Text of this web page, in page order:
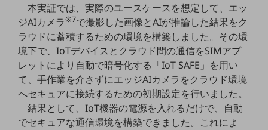
製造・建設業
小売業
キーワードで探す
モバイルTOP
法人向けスマホ・携帯に関する、
おすすめの機種、料金やサービスをご紹介
製品TOP
本実証では、実際のユースケースを想定して、エッ
ジAIカメラ※7で撮影した画像とAIが推論した結果をク
ラウドに蓄積するための環境を構築しました。その環
境下で、IoTデバイスとクラウド間の通信をSIMアプ
レットにより自動で暗号化する「IoT SAFE」を用い
て、手作業を介さずにエッジAIカメラをクラウド環境
へセキュアに接続するための初期設定を行いました。
結果として、IoT機器の電源を入れるだけで、自動
でセキュアな通信環境を構築できました。これによ